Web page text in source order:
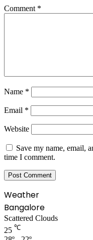
Comment *
Name *
Email *
Website
Save my name, email,
time I comment.
Weather
Bangalore
Scattered Clouds
25 ℃